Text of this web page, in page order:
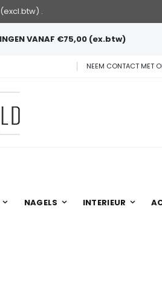
.
VANAF €75,00 (ex.btw)
NEEM CONTACT MET
NAGELS INTERIEUR